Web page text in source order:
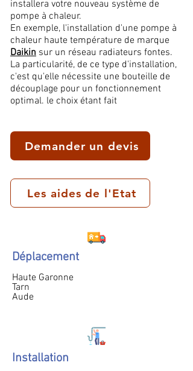
installera votre nouveau système de
pompe à chaleur.
En exemple, l'installation d'une pompe à
chaleur haute température de marque
Daikin sur un réseau radiateurs fontes.
La particularité, de ce type d'installation,
c'est qu'elle nécessite une bouteille de
découplage pour un fonctionnement
optimal. le choix étant fait
Demander un devis
Les aides de l'Etat
Déplacement
Haute Garonne
Tarn
Aude
Installation